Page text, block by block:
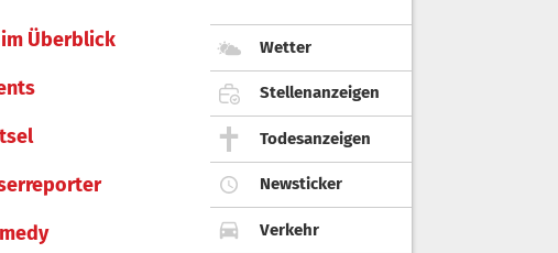
Überblick Wetter
Stellenanzeigen
Todesanzeigen
Newsticker
Verkehr